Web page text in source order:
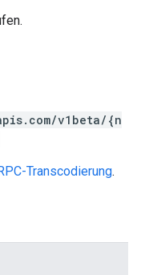
v1beta/{n
Transcodierung.